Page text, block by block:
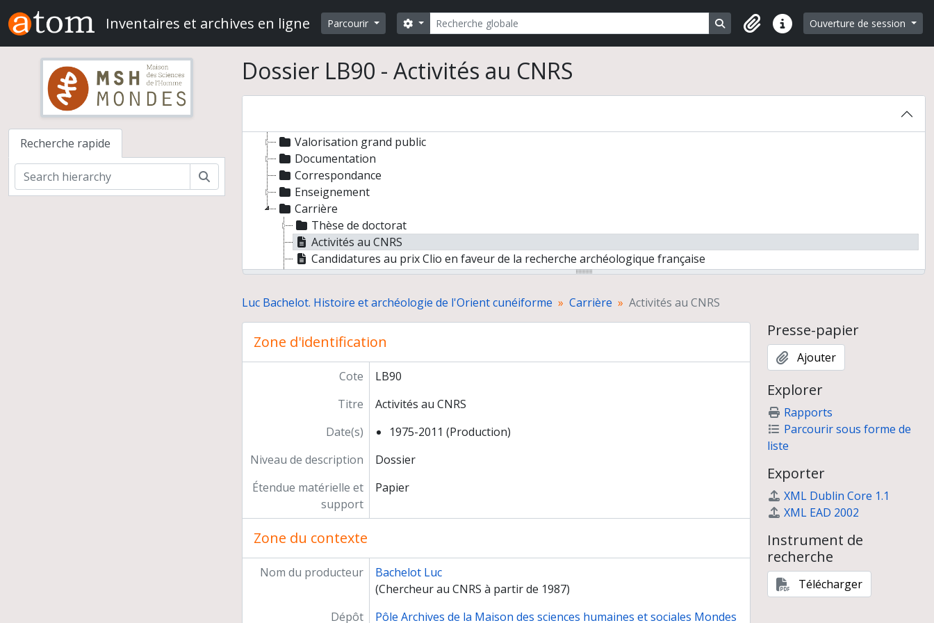
Skip to main content
Inventaires et archives en ligne Parcourir Rechercher
Search options Search in browse page
Liens rapidesOuverture de session
Recherche rapide
Rechercher
Dossier LB90 - Activités au CNRS
Luc Bachelot. Histoire et archéologie de l'Orient cunéiforme
Co-direction des fouilles d'Eski-Mossoul (Irak)
Direction des fouilles de Tell Shioukh Faouqâni (Syrie du nord)
Valorisation grand public
Documentation
Correspondance
Enseignement
Carrière
Thèse de doctorat
Activités au CNRS
Candidatures au prix Clio en faveur de la recherche archéologique française
Participation au forum « Sauvons la recherche » le 9 avril 2004 à la Maison Archéologie et Ethnologie
Luc Bachelot. Histoire et archéologie de l'Orient cunéiforme
Carrière Activités au CNRS
Zone d'identification
Cote
LB90
Titre
Activités au CNRS
Date(s)
1975-2011 (Production)
Niveau de description
Dossier
Étendue matérielle et
support
Papier
Zone du contexte
Nom du producteur
Bachelot Luc
(Chercheur au CNRS à partir de 1987)
Dépôt
Pôle Archives de la Maison des sciences humaines et sociales Mondes
Presse-papier
Ajouter
Explorer
Rapports
Parcourir sous forme de
liste
Exporter
XML Dublin Core 1.1
XML EAD 2002
Instrument de
recherche
Télécharger